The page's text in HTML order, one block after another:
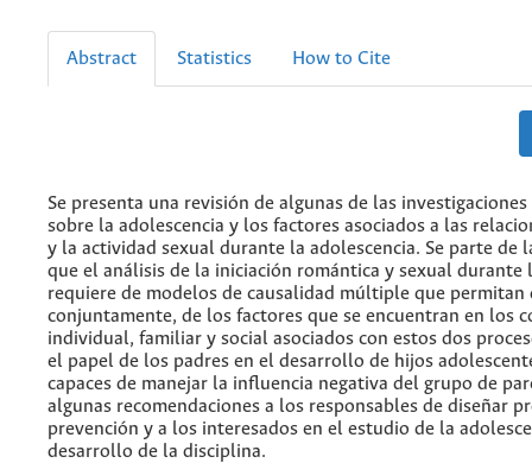
Abstract Statistics How to Cite
Se presenta una revisión de algunas de las
sobre la adolescencia y los factores asociados a las
y la actividad sexual durante la adolescencia. Se parte de
que el análisis de la iniciación romántica y sexual durante
requiere de modelos de causalidad múltiple que permitan
conjuntamente, de los factores que se encuentran en los
individual, familiar y social asociados con estos dos
el papel de los padres en el desarrollo de hijos
capaces de manejar la influencia negativa del grupo de
algunas recomendaciones a los responsables de diseñar
prevención y a los interesados en el estudio de la
desarrollo de la disciplina.